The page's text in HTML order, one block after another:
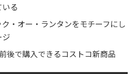
る
・オー・ランタンをモチーフにし
ジ
後で購入できるコストコ新商品